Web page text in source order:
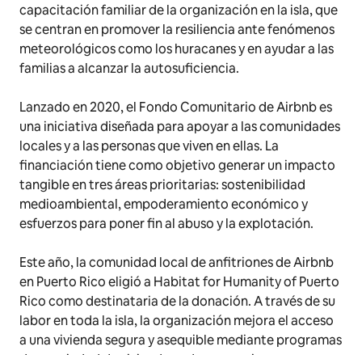
capacitación familiar de la organización en la isla, que
se centran en promover la resiliencia ante fenómenos
meteorológicos como los huracanes y en ayudar a las
familias a alcanzar la autosuficiencia.
Lanzado en 2020, el Fondo Comunitario de Airbnb es
una iniciativa diseñada para apoyar a las comunidades
locales y a las personas que viven en ellas. La
financiación tiene como objetivo generar un impacto
tangible en tres áreas prioritarias: sostenibilidad
medioambiental, empoderamiento económico y
esfuerzos para poner fin al abuso y la explotación.
Este año, la comunidad local de anfitriones de Airbnb
en Puerto Rico eligió a Habitat for Humanity of Puerto
Rico como destinataria de la donación. A través de su
labor en toda la isla, la organización mejora el acceso
a una vivienda segura y asequible mediante programas